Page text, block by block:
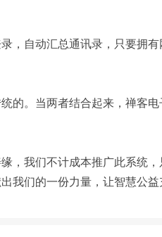
，自动汇总通讯录，只要拥
的。当两者结合起来，禅客
，我们不计成本推广此系统
我们的一份力量，让智慧公